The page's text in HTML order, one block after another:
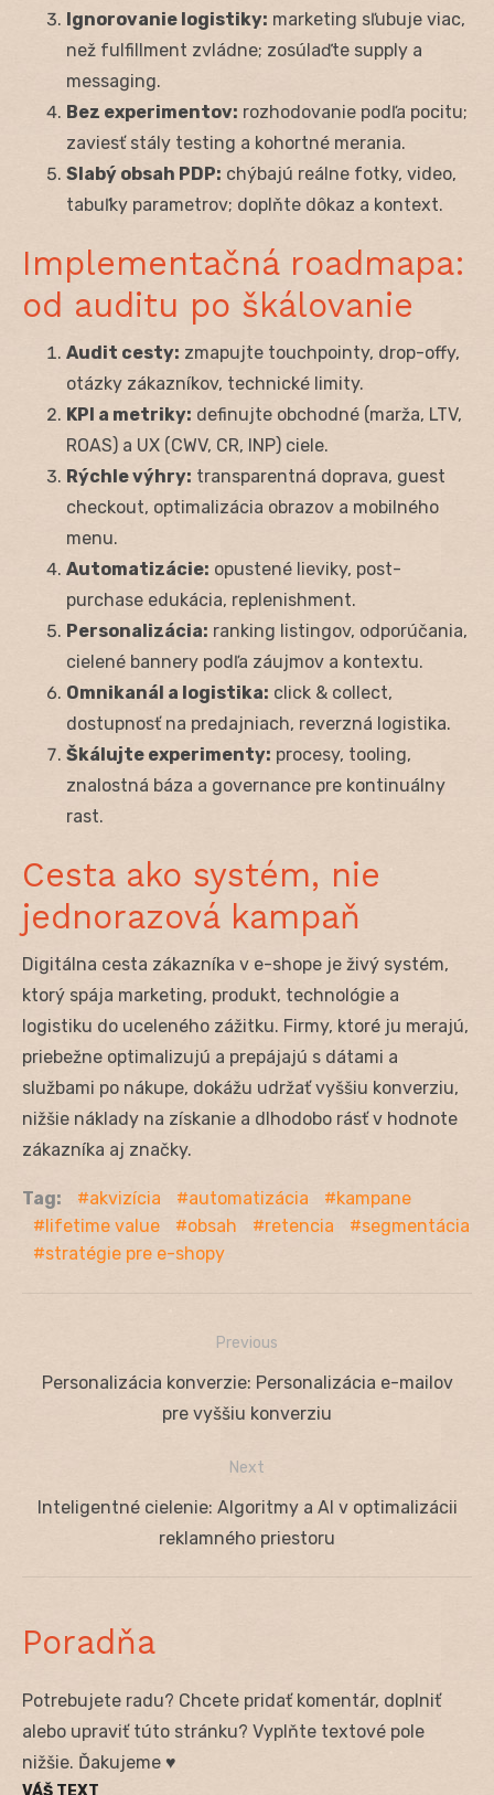
Ignorovanie logistiky: marketing sľubuje viac,
než fulfillment zvládne; zosúlaďte supply a
messaging.
Bez experimentov: rozhodovanie podľa pocitu;
zaviesť stály testing a kohortné merania.
Slabý obsah PDP: chýbajú reálne fotky, video,
tabuľky parametrov; doplňte dôkaz a kontext.
Implementačná roadmapa:
od auditu po škálovanie
Audit cesty: zmapujte touchpointy, drop-offy,
otázky zákazníkov, technické limity.
KPI a metriky: definujte obchodné (marža, LTV,
ROAS) a UX (CWV, CR, INP) ciele.
Rýchle výhry: transparentná doprava, guest
checkout, optimalizácia obrazov a mobilného
menu.
Automatizácie: opustené lieviky, post-
purchase edukácia, replenishment.
Personalizácia: ranking listingov, odporúčania,
cielené bannery podľa záujmov a kontextu.
Omnikanál a logistika: click & collect,
dostupnosť na predajniach, reverzná logistika.
Škálujte experimenty: procesy, tooling,
znalostná báza a governance pre kontinuálny
rast.
Cesta ako systém, nie
jednorazová kampaň
Digitálna cesta zákazníka v e-shope je živý systém,
ktorý spája marketing, produkt, technológie a
logistiku do uceleného zážitku. Firmy, ktoré ju merajú,
priebežne optimalizujú a prepájajú s dátami a
službami po nákupe, dokážu udržať vyššiu konverziu,
nižšie náklady na získanie a dlhodobo rásť v hodnote
zákazníka aj značky.
Tag: akvizícia automatizácia
kampane
lifetime value
obsah retencia
segmentácia
stratégie pre e-shopy
Navigácia
Previous
Previous
Personalizácia konverzie: Personalizácia e-mailov
pre vyššiu konverziu
Next
Next
Inteligentné cielenie: Algoritmy a AI v optimalizácii
reklamného priestoru
Poradňa
Potrebujete radu? Chcete pridať komentár, doplniť
alebo upraviť túto stránku? Vyplňte textové pole
nižšie. Ďakujeme ♥
VÁŠ TEXT